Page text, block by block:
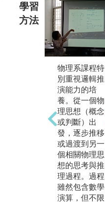
學習
方法
物理系課程特
別重視邏輯推
演能力的培
養。從一個物
理思想（概念
或判斷）出
發，逐步推移
或過渡到另一
個相關物理思
想的思考與推
理過程。過程
雖然包含數學
演算，但不限